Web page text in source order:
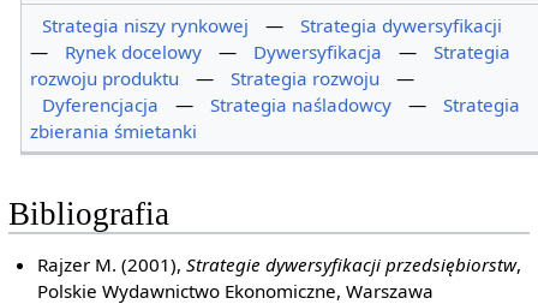
Strategia niszy rynkowej
—
Strategia dywersyfikacji
—
Rynek docelowy — Dywersyfikacja —
Strategia
rozwoju produktu
— Strategia rozwoju
—
Dyferencjacja
— Strategia naśladowcy —
Strategia
zbierania śmietanki
Bibliografia
Rajzer M. (2001),Strategie dywersyfikacji przedsiębiorstw,
Polskie Wydawnictwo Ekonomiczne, Warszawa